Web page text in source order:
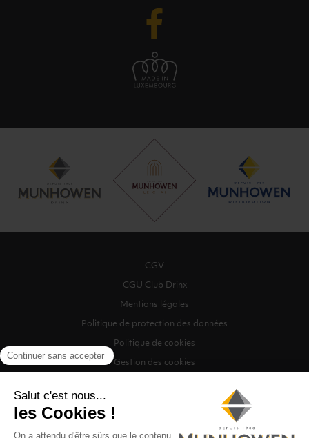
CGV
CGU Club Drinx
Mentions légales
Politique de protection des données
Politique de cookies
Gestion des cookies
©2026 Munhowen Drinx / Tous droits réservés